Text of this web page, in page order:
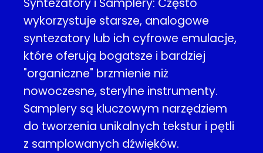
Syntezatory i Samplery: Często
wykorzystuje starsze, analogowe
syntezatory lub ich cyfrowe emulacje,
które oferują bogatsze i bardziej
"organiczne" brzmienie niż
nowoczesne, sterylne instrumenty.
Samplery są kluczowym narzędziem
do tworzenia unikalnych tekstur i pętli
z samplowanych dźwięków.